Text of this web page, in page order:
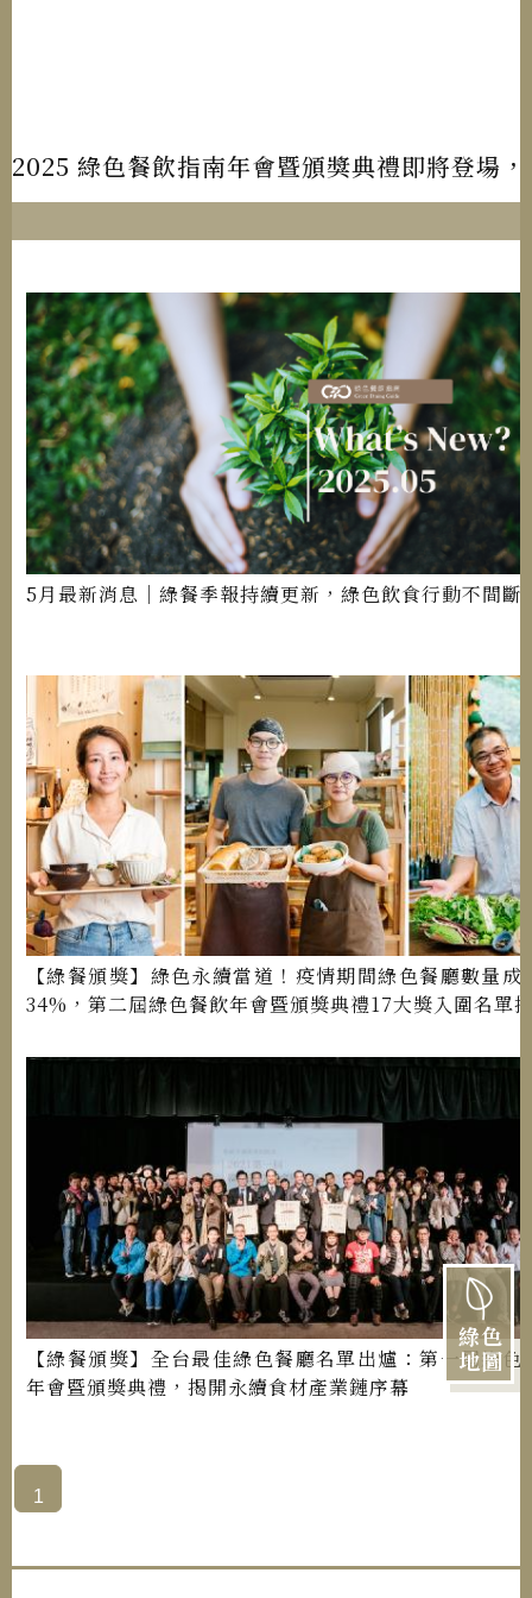
綠色
地圖
2025 綠色餐飲指南年會暨頒獎典禮即將登場
5月最新消息｜綠餐季報持續更新，綠色飲食行動不間斷
【綠餐頒獎】綠色永續當道！疫情期間綠色餐廳數量成
34%，第二屆綠色餐飲年會暨頒獎典禮17大獎入圍名單
【綠餐頒獎】全台最佳綠色餐廳名單出爐：第一屆綠色
年會暨頒獎典禮，揭開永續食材產業鏈序幕
1